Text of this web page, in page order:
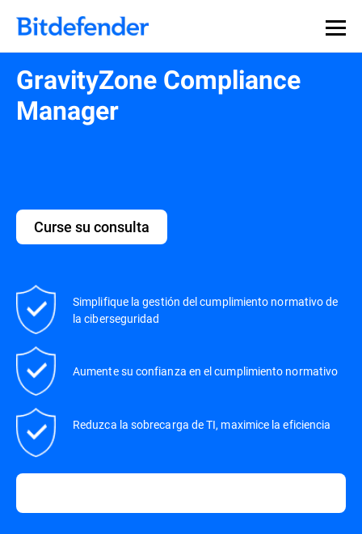
GravityZone Compliance
Manager
Curse su consulta
Simplifique la gestión del cumplimiento normativo de
la ciberseguridad
Aumente su confianza en el cumplimiento normativo
Reduzca la sobrecarga de TI, maximice la eficiencia